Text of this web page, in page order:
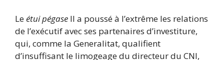
Leétui pégase Il a poussé à l’extrême les relations
de l’exécutif avec ses partenaires d’investiture,
qui, comme la Generalitat, qualifient
d’insuffisant le limogeage du directeur du CNI,